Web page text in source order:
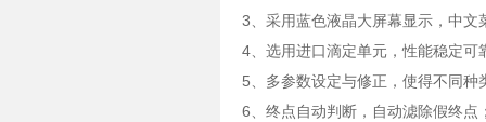
3、采用蓝色液晶大屏幕显示，中文
4、选用进口滴定单元，性能稳定
5、多参数设定与修正，使得不同
6、终点自动判断，自动滤除假终